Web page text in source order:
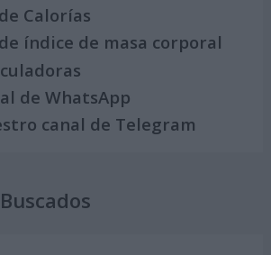
Calorías
índice de masa corporal
de WhatsApp
canal de Telegram